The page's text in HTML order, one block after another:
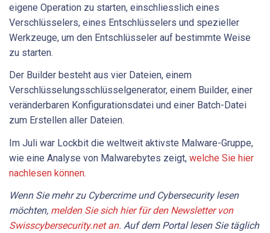
eigene Operation zu starten, einschliesslich eines
Verschlüsselers, eines Entschlüsselers und spezieller
Werkzeuge, um den Entschlüsseler auf bestimmte Weise
zu starten.
Der Builder besteht aus vier Dateien, einem
Verschlüsselungsschlüsselgenerator, einem Builder, einer
veränderbaren Konfigurationsdatei und einer Batch-Datei
zum Erstellen aller Dateien.
Im Juli war Lockbit die weltweit aktivste Malware-Gruppe,
wie eine Analyse von Malwarebytes zeigt, welche Sie hier
nachlesen können.
Wenn Sie mehr zu Cybercrime und Cybersecurity lesen
möchten, melden Sie sich hier für den Newsletter von
Swisscybersecurity.net an. Auf dem Portal lesen Sie täglich